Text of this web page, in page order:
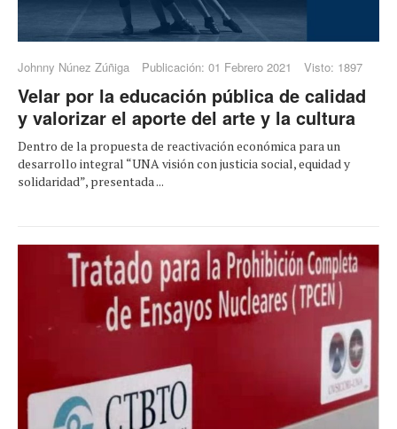
Johnny Núnez Zúñiga Publicación: 01 Febrero 2021 Visto: 1897
Velar por la educación pública de calidad
y valorizar el aporte del arte y la cultura
Dentro de la propuesta de reactivación económica para un
desarrollo integral “UNA visión con justicia social, equidad y
solidaridad”, presentada ...